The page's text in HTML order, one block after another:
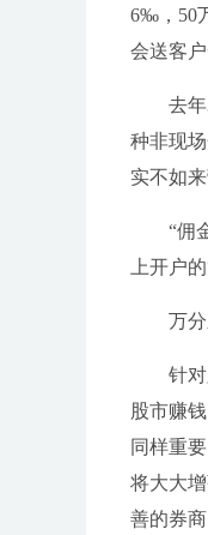
6‰，50
会送客户
去
种非现
实不如
“佣
上开户
万
针
股市赚
同样重
将大大
善的券商